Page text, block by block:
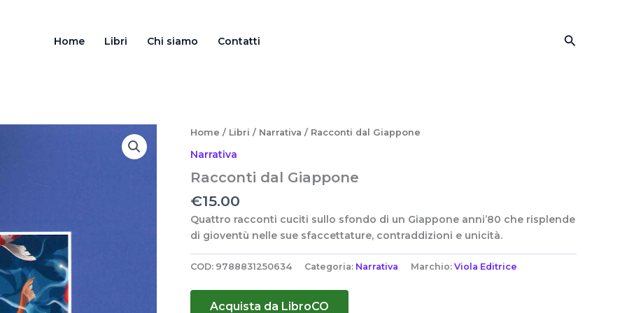
Home Libri Chi siamo Contatti Cerca
Home / Libri / Narrativa / Racconti dal Giappone
Narrativa
Racconti dal Giappone
€15.00
Quattro racconti cuciti sullo sfondo di un Giappone anni’80 che risplende
di gioventù nelle sue sfaccettature, contraddizioni e unicità.
COD: 9788831250634 Categoria: Narrativa Marchio: Viola Editrice
Acquista da LibroCO